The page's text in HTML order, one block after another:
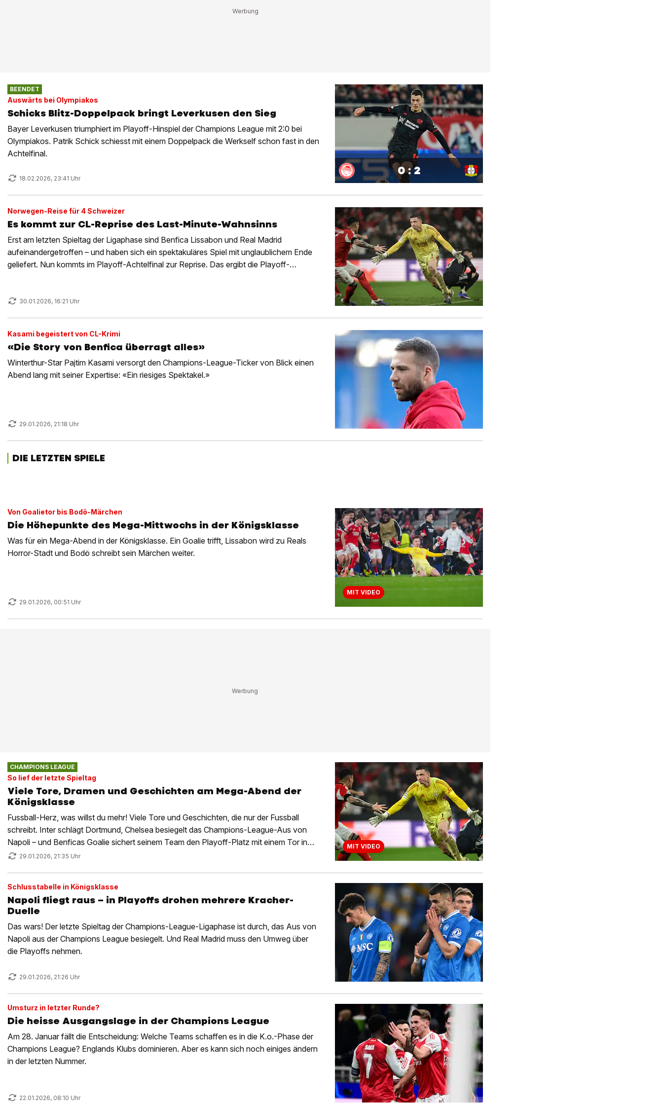
BEENDET
Auswärts bei Olympiakos
Schicks Blitz-Doppelpack bringt Leverkusen den Sieg
Bayer Leverkusen triumphiert im Playoff-Hinspiel der Champions League mit 2:0 bei
Olympiakos. Patrik Schick schiesst mit einem Doppelpack die Werkself schon fast in den
Achtelfinal.
18.02.2026, 23:41 Uhr
0 : 2
Norwegen-Reise für 4 Schweizer
Es kommt zur CL-Reprise des Last-Minute-Wahnsinns
Erst am letzten Spieltag der Ligaphase sind Benfica Lissabon und Real Madrid
aufeinandergetroffen – und haben sich ein spektakuläres Spiel mit unglaublichem Ende
geliefert. Nun kommts im Playoff-Achtelfinal zur Reprise. Das ergibt die Playoff-
30.01.2026, 16:21 Uhr
Kasami begeistert von CL-Krimi
«Die Story von Benfica überragt alles»
Winterthur-Star Pajtim Kasami versorgt den Champions-League-Ticker von Blick einen
Abend lang mit seiner Expertise: «Ein riesiges Spektakel.»
29.01.2026, 21:18 Uhr
DIE LETZTEN SPIELE
Von Goalietor bis Bodö-Märchen
Die Höhepunkte des Mega-Mittwochs in der Königsklasse
Was für ein Mega-Abend in der Königsklasse. Ein Goalie trifft, Lissabon wird zu Reals
Horror-Stadt und Bodö schreibt sein Märchen weiter.
29.01.2026, 00:51 Uhr
MIT VIDEO
CHAMPIONS LEAGUE
So lief der letzte Spieltag
Viele Tore, Dramen und Geschichten am Mega-Abend der
Königsklasse
Fussball-Herz, was willst du mehr! Viele Tore und Geschichten, die nur der Fussball
schreibt. Inter schlägt Dortmund, Chelsea besiegelt das Champions-League-Aus von
Napoli – und Benficas Goalie sichert seinem Team den Playoff-Platz mit einem Tor in
der Nachspielzeit.
29.01.2026, 21:35 Uhr
MIT VIDEO
Schlusstabelle in Königsklasse
Napoli fliegt raus – in Playoffs drohen mehrere Kracher-
Duelle
Das wars! Der letzte Spieltag der Champions-League-Ligaphase ist durch, das Aus von
Napoli aus der Champions League besiegelt. Und Real Madrid muss den Umweg über
die Playoffs nehmen.
29.01.2026, 21:26 Uhr
Umsturz in letzter Runde?
Die heisse Ausgangslage in der Champions League
Am 28. Januar fällt die Entscheidung: Welche Teams schaffen es in die K.o.-Phase der
Champions League? Englands Klubs dominieren. Aber es kann sich noch einiges ändern
in der letzten Nummer.
22.01.2026, 08:10 Uhr